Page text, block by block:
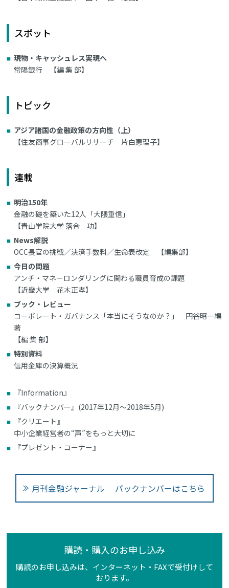
スポット
現物・キャッシュレス実現へ
常陽銀行 【編 集 部】
トピック
アジア諸国の金融政策の方向性（上）
【住友商事グローバルリサーチ 片白恵理子】
連載
明治150年
金融の礎を築いた12人「大隈重信」
【青山学院大学 落合 功】
News解説
OCC長官の挑戦／決済手数料／生命表改定 【編集部】
今日の問題
アンチ・マネーロンダリングに関わる職員育成の課題
【近畿大学 花木正孝】
ブック・レビュー
コーポレート・ガバナンス「本当にそうなのか？」 円谷昭一編
著
【編 集 部】
特別資料
信用金庫の決算概況
『Information』
『バックナンバー』(2017年12月～2018年5月)
『クリエート』
中小企業経営者の“声”をもっと大切に
『プレゼント・コーナー』
月刊金融ジャーナル バックナンバーはこちら
購読・購入のお申し込み
購読のお申し込みは、インターネット・FAXで受付けして
おります。